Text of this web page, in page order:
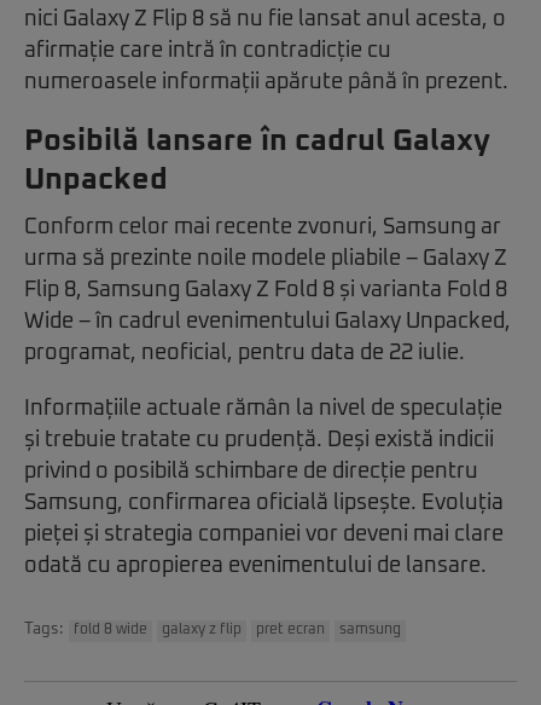
nici Galaxy Z Flip 8 să nu fie lansat anul acesta, o
afirmație care intră în contradicție cu
numeroasele informații apărute până în prezent.
Posibilă lansare în cadrul Galaxy
Unpacked
Conform celor mai recente zvonuri, Samsung ar
urma să prezinte noile modele pliabile – Galaxy Z
Flip 8, Samsung Galaxy Z Fold 8 și varianta Fold 8
Wide – în cadrul evenimentului Galaxy Unpacked,
programat, neoficial, pentru data de 22 iulie.
Informațiile actuale rămân la nivel de speculație
și trebuie tratate cu prudență. Deși există indicii
privind o posibilă schimbare de direcție pentru
Samsung, confirmarea oficială lipsește. Evoluția
pieței și strategia companiei vor deveni mai clare
odată cu apropierea evenimentului de lansare.
Tags: fold 8 wide galaxy z flip pret ecran samsung